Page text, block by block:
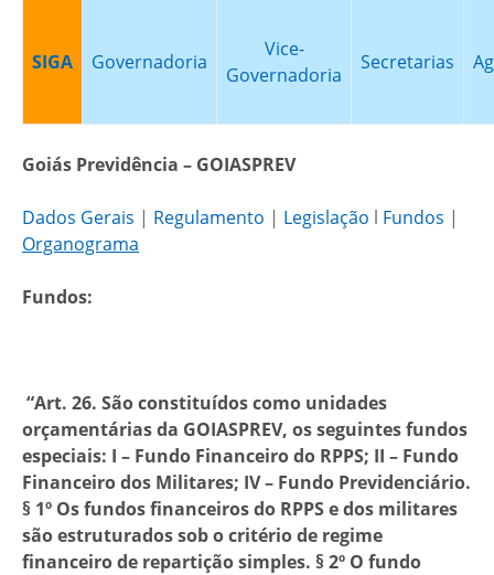
SIGA Governadoria
Vice-
Governadoria
Secretarias
Goiás Previdência – GOIASPREV
Dados Gerais | Regulamento | Legislação l Fundos |
Organograma
Fundos:
“Art. 26. São constituídos como unidades
orçamentárias da GOIASPREV, os seguintes fundos
especiais: I – Fundo Financeiro do RPPS; II – Fundo
Financeiro dos Militares; IV – Fundo Previdenciário.
§ 1º Os fundos financeiros do RPPS e dos militares
são estruturados sob o critério de regime
financeiro de repartição simples. § 2º O fundo